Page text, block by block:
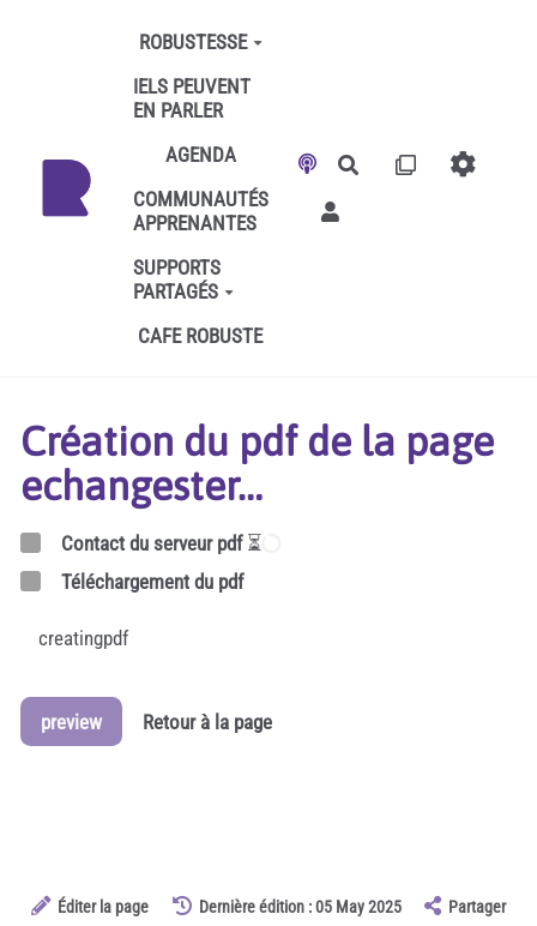
Aller au contenu principal
ROBUSTESSE
IELS PEUVENT
EN PARLER
AGENDA
COMMUNAUTÉS
APPRENANTES
SUPPORTS
PARTAGÉS
CAFE ROBUSTE
Rechercher
Création du pdf de la page
echangester…
Contact du serveur pdf ⏳
Téléchargement du pdf
creatingpdf
preview Retour à la page
Éditer la page Dernière édition : 05 May 2025
Partager